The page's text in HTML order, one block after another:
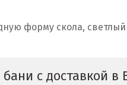
форму скола,
с доставкой